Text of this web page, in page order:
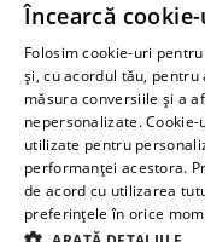
info@joybex.ro
Linkuri utile
Cont
Informații
Încearcă
Folosim cookie-uri
și, cu acordul tău,
măsura conversiile și a
nepersonalizate.
utilizate pentru
performanței acestora.
de acord cu utilizarea
preferințele în orice